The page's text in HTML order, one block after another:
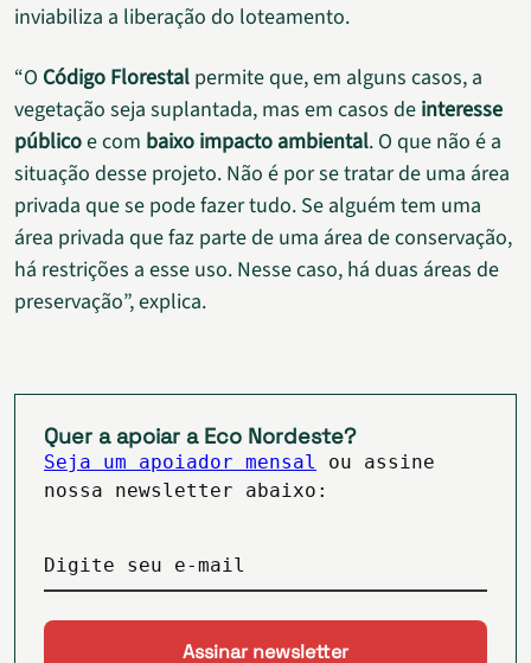
inviabiliza a liberação do loteamento.
“O Código Florestal permite que, em alguns casos, a
vegetação seja suplantada, mas em casos de interesse
públicoe com baixo impacto ambiental. O que não é a
situação desse projeto. Não é por se tratar de uma área
privada que se pode fazer tudo. Se alguém tem uma
área privada que faz parte de uma área de conservação,
há restrições a esse uso. Nesse caso, há duas áreas de
preservação”, explica.
Quer a apoiar a Eco Nordeste?
Seja um apoiador mensal
ou assine
nossa newsletter abaixo:
Digite seu e-mail